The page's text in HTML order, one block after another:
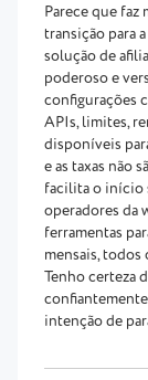
Parece que
transição para
solução de
poderoso e
configurações
APIs, limites,
disponíveis
e as taxas não
facilita o início
operadores da
ferramentas
mensais,
Tenho certeza
intenção de